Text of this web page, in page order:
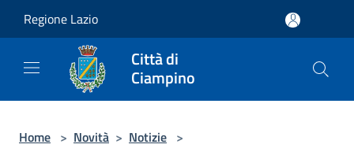
Regione Lazio
Città di
Ciampino
Home > Novità > Notizie >